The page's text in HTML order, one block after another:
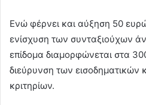
Ενώ φέρνει και αύξηση 50
ενίσχυση των συνταξιούχων
επίδομα διαμορφώνεται στα
διεύρυνση των εισοδηματικών
κριτηρίων.